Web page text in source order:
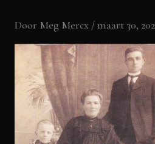
Door Meg Mercx / maart 30,